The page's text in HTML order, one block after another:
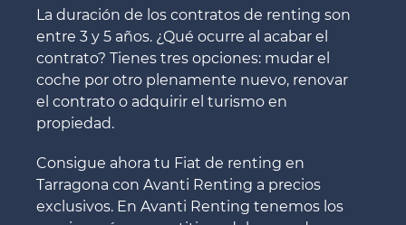
La duración de los contratos de renting son
entre 3 y 5 años. ¿Qué ocurre al acabar el
contrato? Tienes tres opciones: mudar el
coche por otro plenamente nuevo, renovar
el contrato o adquirir el turismo en
propiedad.
Consigue ahora tu Fiat de renting en
Tarragona con Avanti Renting a precios
exclusivos. En Avanti Renting tenemos los